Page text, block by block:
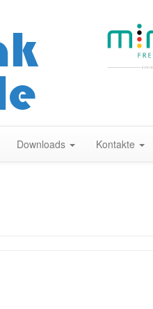
Inhalt
Downloads Kontakte